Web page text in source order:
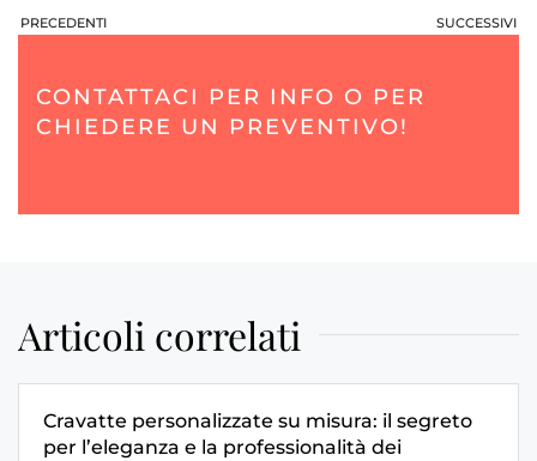
PRECEDENTI SUCCESSIVI
CONTATTACI PER INFO O PER
CHIEDERE UN PREVENTIVO!
Articoli correlati
Cravatte personalizzate su misura: il segreto
per l’eleganza e la professionalità dei